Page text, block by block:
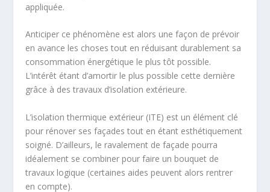
appliquée.
Anticiper ce phénomène est alors une façon de prévoir
en avance les choses tout en réduisant durablement sa
consommation énergétique le plus tôt possible.
L’intérêt étant d’amortir le plus possible cette dernière
grâce à des travaux d’isolation extérieure.
L’isolation thermique extérieur (ITE) est un élément clé
pour rénover ses façades tout en étant esthétiquement
soigné. D’ailleurs, le ravalement de façade pourra
idéalement se combiner pour faire un bouquet de
travaux logique (certaines aides peuvent alors rentrer
en compte).